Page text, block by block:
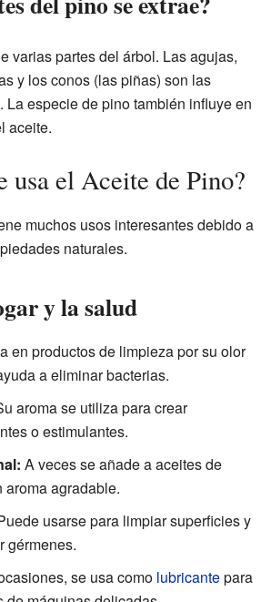
varias partes del árbol. Las agujas,
y los conos (las piñas) son las
La especie de pino también influye en
aceite.
usa el Aceite de Pino?
muchos usos interesantes debido a
naturales.
y la salud
en productos de limpieza por su olor
a eliminar bacterias.
aroma se utiliza para crear
o estimulantes.
A veces se añade a aceites de
aroma agradable.
usarse para limpiar superficies y
gérmenes.
se usa como lubricantepara